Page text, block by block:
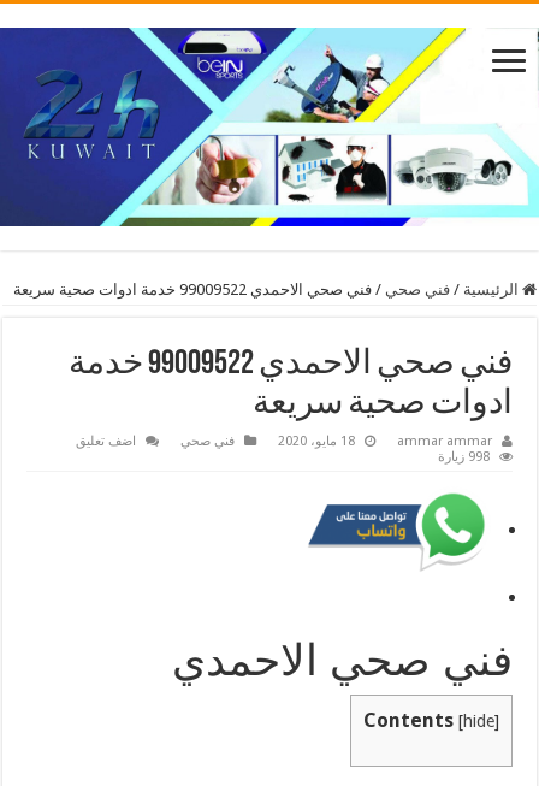
الرئيسية / فني صحي / فني صحي الاحمدي 99009522 خدمة ادوات صحية سريعة
فني صحي الاحمدي 99009522 خدمة
ادوات صحية سريعة
ammar ammar 18 مايو، 2020 فني صحي
اضف تعليق
998 زيارة
فني صحي الاحمدي
Contents [hide]